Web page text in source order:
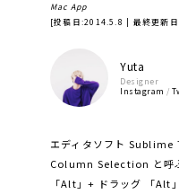
Mac App
[投稿日:2014.5.8 | 最終更新
Yuta
Designer
Instagram /
エディタソフト Sublime
Column Selection と呼
「Alt」+ ドラッグ 「Alt